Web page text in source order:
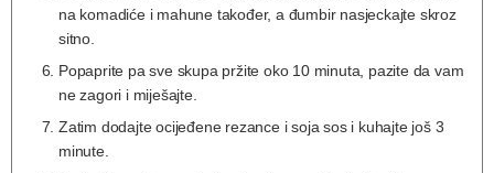
na komadiće i mahune također, a đumbir nasjeckajte skroz
sitno.
Popaprite pa sve skupa pržite oko 10 minuta, pazite da vam
ne zagori i miješajte.
Zatim dodajte ocijeđene rezance i soja sos i kuhajte još 3
minute.